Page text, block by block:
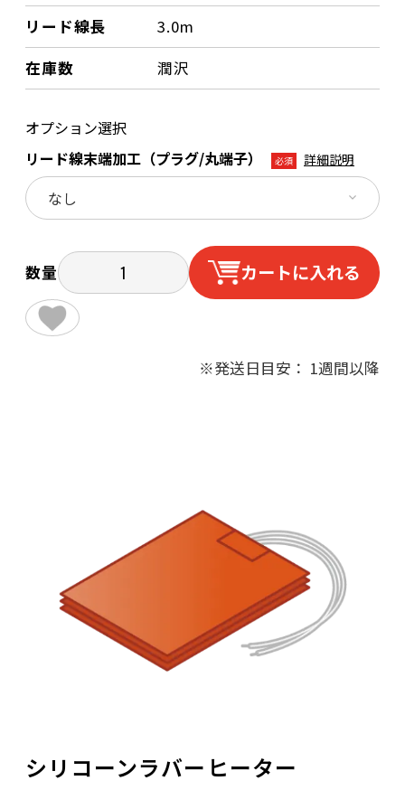
リード線長
3.0m
在庫数
潤沢
オプション選択
リード線末端加工（プラグ/丸端子）
必須 詳細説明
数量 カートに入れる
※発送日目安： 1週間以降
シリコーンラバーヒーター